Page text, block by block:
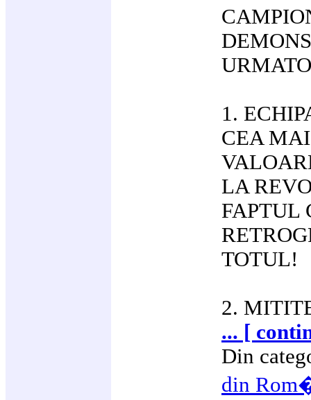
1.
CEA
LA
FAPTUL
TOTUL!
2.
... [
Din
din